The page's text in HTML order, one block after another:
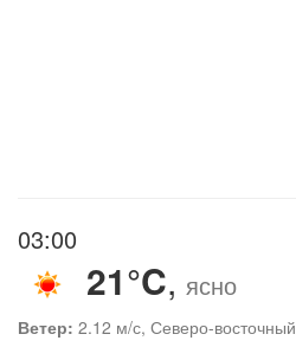
03:00
21°C, ясно
Ветер: 2.12 м/с, Северо-восточный